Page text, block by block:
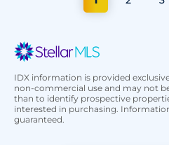
IDX information is provided
non-commercial use and may not
than to identify prospective
interested in purchasing.
guaranteed.